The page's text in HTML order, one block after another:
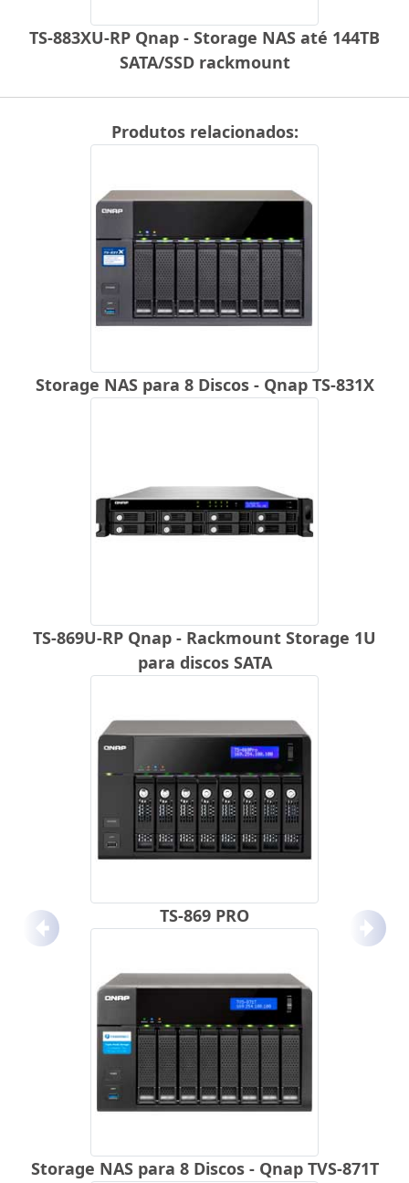
TS-883XU-RP Qnap - Storage NAS até 144TB
SATA/SSD rackmount
Produtos relacionados:
Storage NAS para 8 Discos - Qnap TS-831X
TS-869U-RP Qnap - Rackmount Storage 1U
para discos SATA
TS-869 PRO
Storage NAS para 8 Discos - Qnap TVS-871T
Anterior